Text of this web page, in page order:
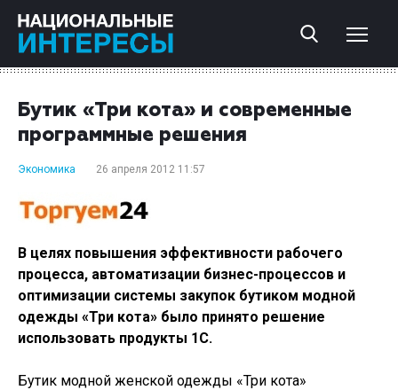
Бутик «Три кота» и современные
программные решения
Экономика 26 апреля 2012 11:57
В целях повышения эффективности рабочего
процесса, автоматизации бизнес-процессов и
оптимизации системы закупок бутиком модной
одежды «Три кота» было принято решение
использовать продукты 1С.
Бутик модной женской одежды «Три кота»